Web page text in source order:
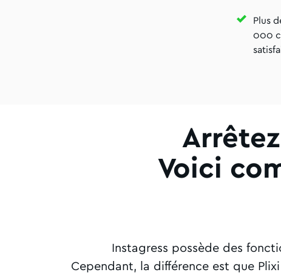
Plus
000
Voici
Instagress possède des
Cependant, la différence est que